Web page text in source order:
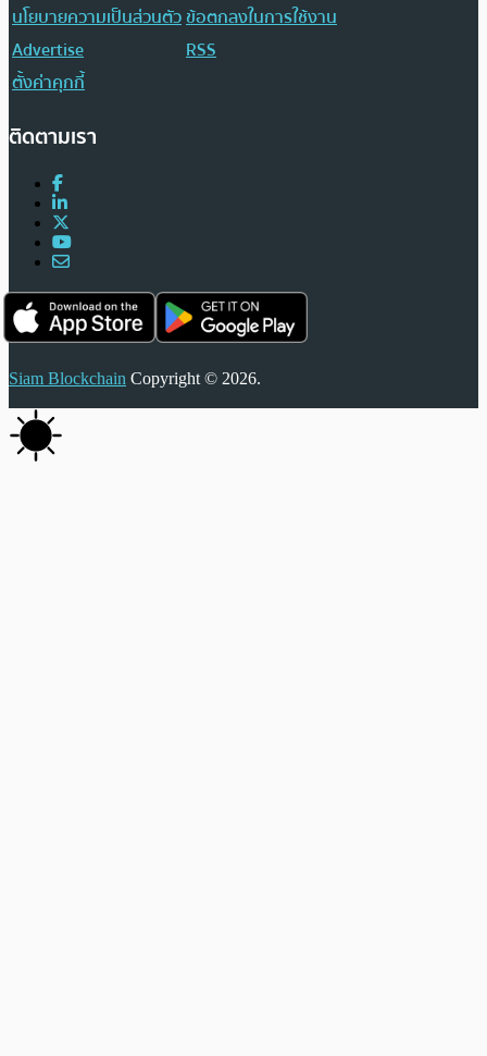
นโยบายความเป็นส่วนตัวข้อตกลงในการใช้งาน
Advertise
RSS
ตั้งค่าคุกกี้
ติดตามเรา
Siam Blockchain Copyright © 2026.